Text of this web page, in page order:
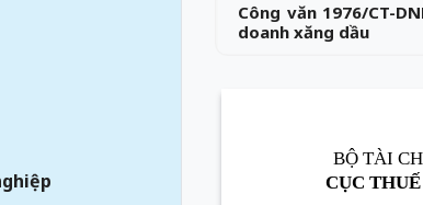
Công văn 1976/CT-
doanh xăng dầu
BỘ TÀI
CỤC THUẾ